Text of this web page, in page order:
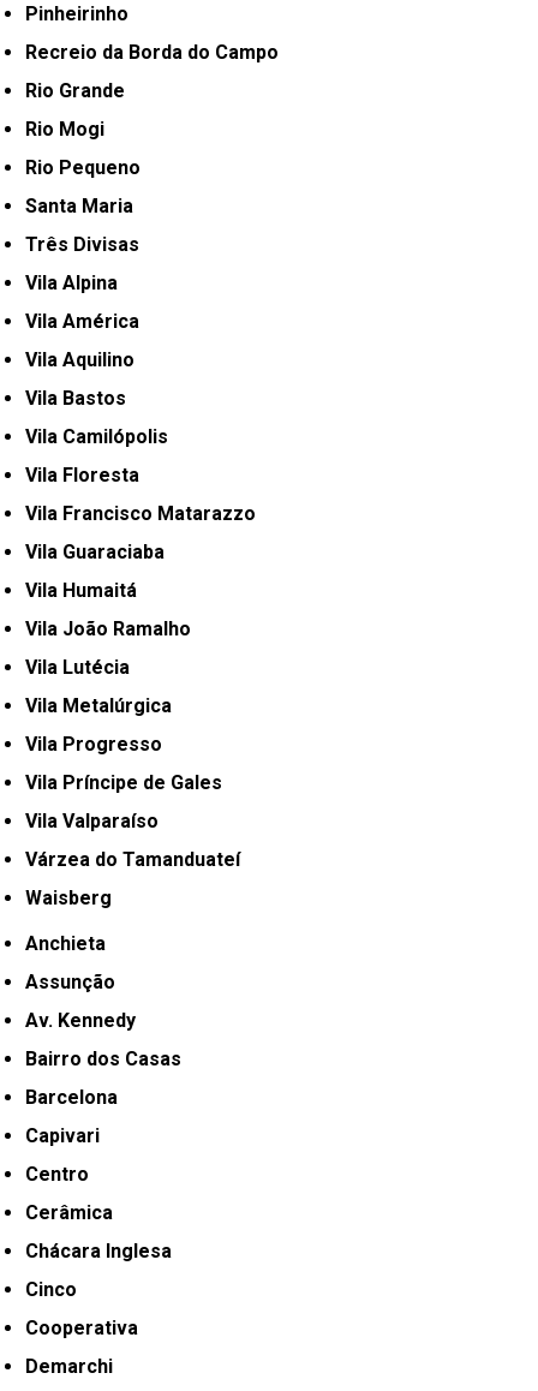
Pinheirinho
Recreio da Borda do Campo
Rio Grande
Rio Mogi
Rio Pequeno
Santa Maria
Três Divisas
Vila Alpina
Vila América
Vila Aquilino
Vila Bastos
Vila Camilópolis
Vila Floresta
Vila Francisco Matarazzo
Vila Guaraciaba
Vila Humaitá
Vila João Ramalho
Vila Lutécia
Vila Metalúrgica
Vila Progresso
Vila Príncipe de Gales
Vila Valparaíso
Várzea do Tamanduateí
Waisberg
Anchieta
Assunção
Av. Kennedy
Bairro dos Casas
Barcelona
Capivari
Centro
Cerâmica
Chácara Inglesa
Cinco
Cooperativa
Demarchi